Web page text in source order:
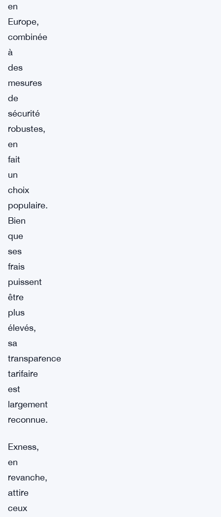
en
Europe,
combinée
à
des
mesures
de
sécurité
robustes,
en
fait
un
choix
populaire.
Bien
que
ses
frais
puissent
être
plus
élevés,
sa
transparence
tarifaire
est
largement
reconnue.
Exness,
en
revanche,
attire
ceux